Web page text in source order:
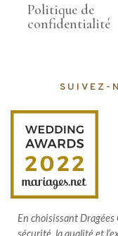
Politique de
confidentialité
SUIVEZ-
En choisissant
sécurité, la qualité et